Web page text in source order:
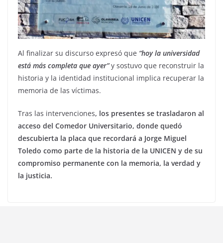
Al finalizar su discurso expresó que “hoy la universidad
está más completa que ayer”y sostuvo que reconstruir la
historia y la identidad institucional implica recuperar la
memoria de las víctimas.
Tras las intervenciones, los presentes se trasladaron al
acceso del Comedor Universitario, donde quedó
descubierta la placa que recordará a Jorge Miguel
Toledo como parte de la historia de la UNICEN y de su
compromiso permanente con la memoria, la verdad y
la justicia.